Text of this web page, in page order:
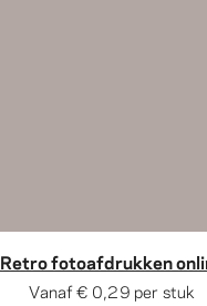
Retro fotoafdrukken
Vanaf€ 0,29 per stuk